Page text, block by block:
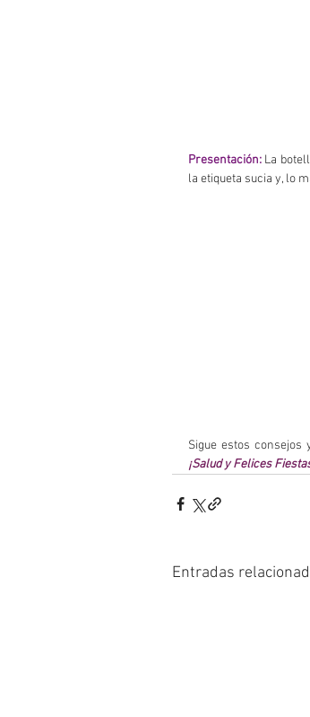
Presentación: La
la etiqueta sucia y, lo
Sigue estos
¡Salud y Felices
Entradas